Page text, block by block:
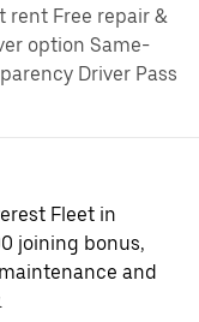
rent Free repair &
option Same-
Driver Pass
Fleet in
joining bonus,
and